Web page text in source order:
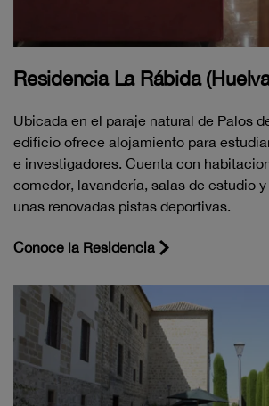
Residencia La Rábida
Ubicada en el paraje natural de Palos
edificio ofrece alojamiento para
e investigadores. Cuenta con
comedor, lavandería, salas de estudio
unas renovadas pistas deportivas.
Conoce la Residencia